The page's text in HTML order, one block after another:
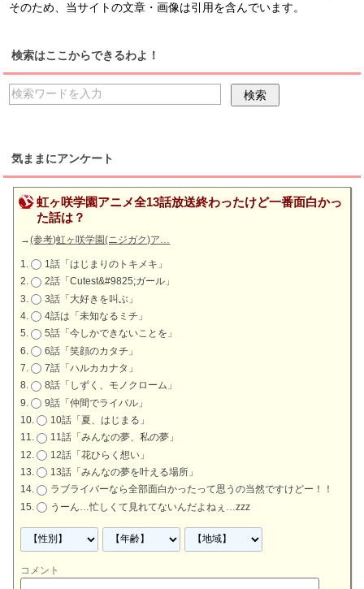
そのため、当サイトの文章・画像は引用を含んでいます。
検索はここからできるわよ！
気ままにアンケート
虹ヶ咲学園アニメ全13話放送終わったけど一番面白かっ
た話は？
→(参考)虹ヶ咲学園(ニジガク)ア…
1話「はじまりのトキメキ」
2話「Cutest&#9825;ガール」
3話「大好きを叫ぶ」
4話は「未知なるミチ」
5話「今しかできないことを」
6話「笑顔のカタチ」
7話「ハルカカナタ」
8話「しずく、モノクローム」
9話「仲間でライバル」
10話「夏、はじまる」
11話「みんなの夢、私の夢」
12話「花ひらく想い」
13話「みんなの夢を叶える場所」
ラブライバーなら全部面白かったって思うの当然ですけどー！！
うーん…忙しくて見れてないんだよねぇ…zzz
コメント